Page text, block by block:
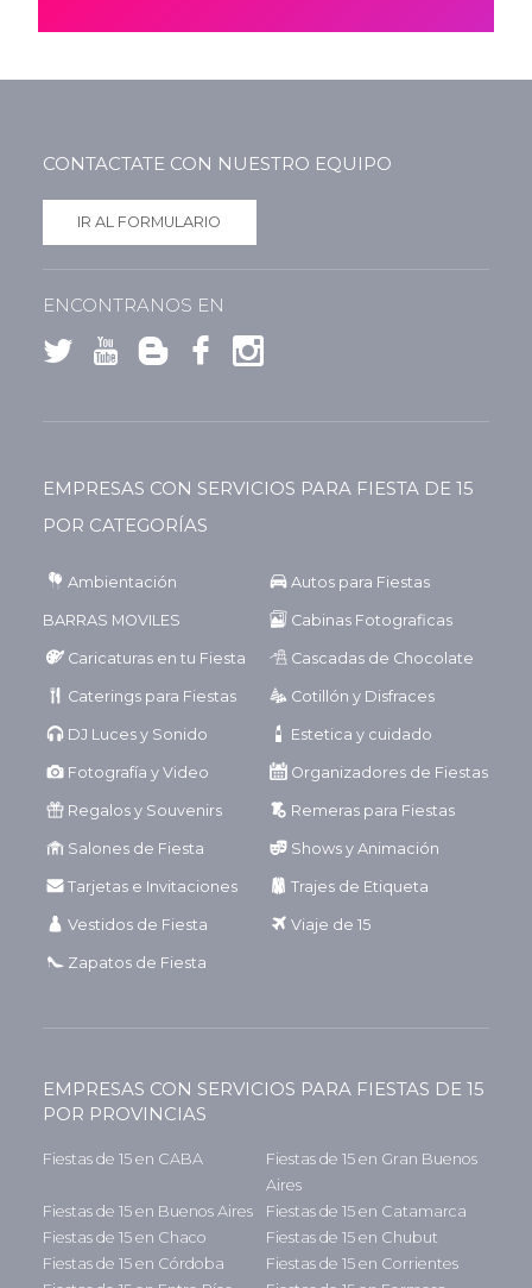
CONTACTATE CON NUESTRO EQUIPO
IR AL FORMULARIO
ENCONTRANOS EN
EMPRESAS CON SERVICIOS PARA FIESTA DE 15
POR CATEGORÍAS
Ambientación Autos para Fiestas
BARRAS MOVILES Cabinas Fotograficas
Caricaturas en tu Fiesta Cascadas de Chocolate
Caterings para Fiestas Cotillón y Disfraces
DJ Luces y Sonido Estetica y cuidado
Fotografía y Video Organizadores de Fiestas
Regalos y Souvenirs Remeras para Fiestas
Salones de Fiesta Shows y Animación
Tarjetas e Invitaciones Trajes de Etiqueta
Vestidos de Fiesta Viaje de 15
Zapatos de Fiesta
EMPRESAS CON SERVICIOS PARA FIESTAS DE 15
POR PROVINCIAS
Fiestas de 15 en CABA
Fiestas de 15 en Gran Buenos
Aires
Fiestas de 15 en Buenos Aires
Fiestas de 15 en Catamarca
Fiestas de 15 en Chaco
Fiestas de 15 en Chubut
Fiestas de 15 en Córdoba
Fiestas de 15 en Corrientes